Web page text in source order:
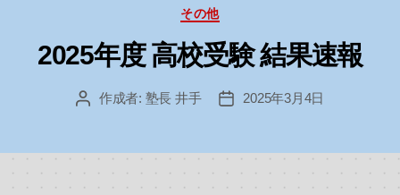
カ
テ
ゴ
リ
その他
2025年度 高校受験 結果速報
投 作成者: 塾長 井手
投
2025年3月4日